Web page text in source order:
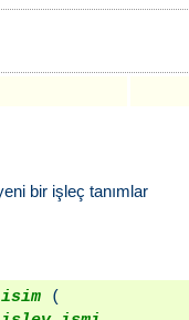
bir işleç tanımlar
isim (